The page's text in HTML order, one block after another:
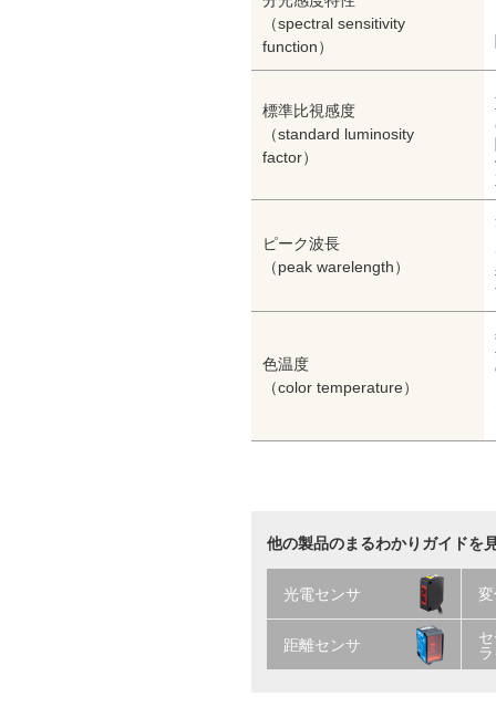
（spectral sensitivity
function）
標準比視感度
（standard luminosity
factor）
ピーク波長
（peak warelength）
色温度
（color temperature）
他の製品のまるわかりガイドを
光電センサ
距離センサ